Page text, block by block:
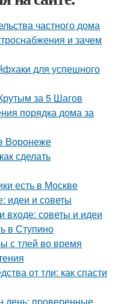
частного дома
и зачем
для успешного
за 5 Шагов
порядка дома за
Воронеже
сделать
есть в Москве
идеи и советы
входе: советы и идеи
в Ступино
с тлей во время
от тли: как спасти